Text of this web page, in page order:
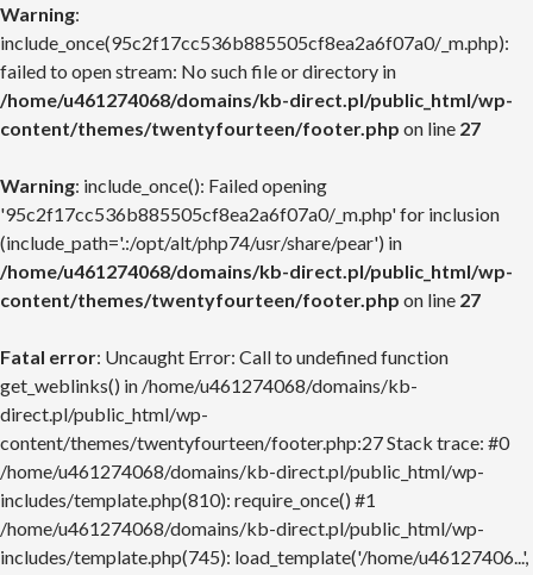
Warning:
include_once(95c2f17cc536b885505cf8ea2a6f07a0/_m.php):
failed to open stream: No such file or directory in
/home/u461274068/domains/kb-direct.pl/public_html/wp-
content/themes/twentyfourteen/footer.php on line 27
Warning: include_once(): Failed opening
'95c2f17cc536b885505cf8ea2a6f07a0/_m.php' for inclusion
(include_path='.:/opt/alt/php74/usr/share/pear') in
/home/u461274068/domains/kb-direct.pl/public_html/wp-
content/themes/twentyfourteen/footer.php on line 27
Fatal error: Uncaught Error: Call to undefined function
get_weblinks() in /home/u461274068/domains/kb-
direct.pl/public_html/wp-
content/themes/twentyfourteen/footer.php:27 Stack trace: #0
/home/u461274068/domains/kb-direct.pl/public_html/wp-
includes/template.php(810): require_once() #1
/home/u461274068/domains/kb-direct.pl/public_html/wp-
includes/template.php(745): load_template('/home/u46127406...',